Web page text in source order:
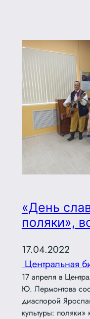
«День
поляки»,
17.04.2022
Центральная
17 апреля в
Ю. Лермонтова
диаспорой
культуры: